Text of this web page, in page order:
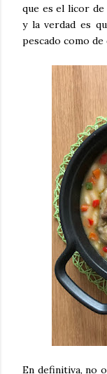
que es el licor de
y la verdad es
pescado como de
En definitiva, no